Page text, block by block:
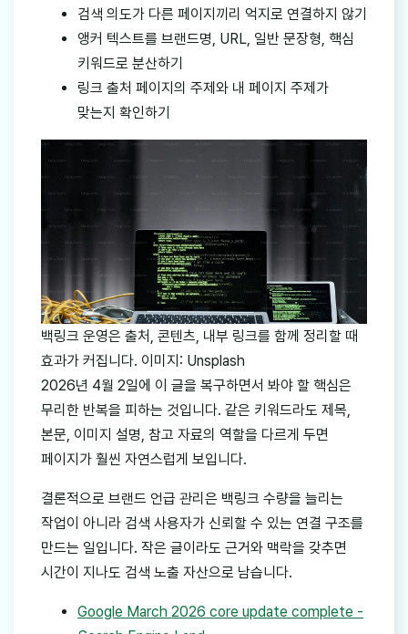
검색 의도가 다른 페이지끼리 억지로 연결하지 않기
앵커 텍스트를 브랜드명, URL, 일반 문장형, 핵심
키워드로 분산하기
링크 출처 페이지의 주제와 내 페이지 주제가
맞는지 확인하기
백링크 운영은 출처, 콘텐츠, 내부 링크를 함께 정리할 때
효과가 커집니다. 이미지: Unsplash
2026년 4월 2일에 이 글을 복구하면서 봐야 할 핵심은
무리한 반복을 피하는 것입니다. 같은 키워드라도 제목,
본문, 이미지 설명, 참고 자료의 역할을 다르게 두면
페이지가 훨씬 자연스럽게 보입니다.
결론적으로 브랜드 언급 관리은 백링크 수량을 늘리는
작업이 아니라 검색 사용자가 신뢰할 수 있는 연결 구조를
만드는 일입니다. 작은 글이라도 근거와 맥락을 갖추면
시간이 지나도 검색 노출 자산으로 남습니다.
Google March 2026 core update complete -